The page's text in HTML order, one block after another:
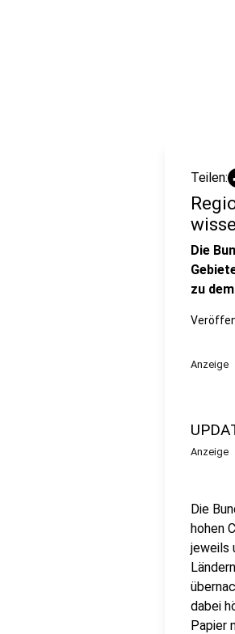
Teilen:
Die
zu
Anzeige
Anzeige
Die
hohen
jeweils
dabei
Papier